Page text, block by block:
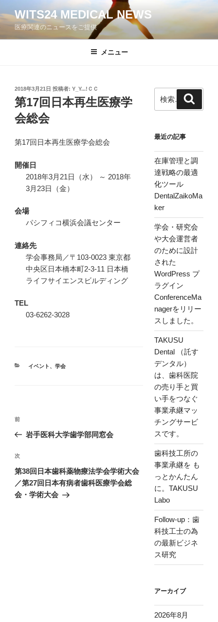
ン
ン
WITS24 MEDICAL NEWS
医療関連のニュースをご提供
メニュー
投
稿
日:
2018年3月21日 投稿者: Y_Y...!ＣＣ
第17回日本再生医療学
会総会
第17回日本再生医療学会総会
開催日
2018年3月21日（水） ～ 2018年
3月23日（金）
会場
パシフィコ横浜会議センター
連絡先
学会事務局／〒103‐0023 東京都
中央区日本橋本町2‐3‐11 日本橋
ライフサイエンスビルディング
TEL
03‐6262‐3028
カ
イベント 、 学会
投
ビ
ゲ
ー
シ
前
の
稿
前
岩手医科大学歯学部同窓会
次
の
投
稿
次
第38回日本歯科薬物療法学会学術大会
／第27回日本有病者歯科医療学会総
会・学術大会
索:
最近の記事
在庫管理と調
達戦略の最適
化ツール
DentalZaikoMa
ker
学会・研究会
や大会運営者
のために設計
された
WordPress プ
ラグイン
ConferenceMa
nagerをリリー
スしました。
TAKUSU
Dental （託す
デンタル）
は、歯科医院
の売り手と買
い手をつなぐ
事業承継マッ
チングサービ
スです。
歯科技工所の
事業承継を も
っとかんたん
に。TAKUSU
Labo
Follow-up：歯
科技工士の為
の最新ビジネ
ス研究
アーカイブ
2026年8月